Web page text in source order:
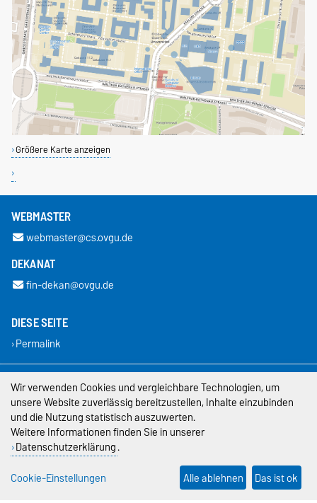
Größere Karte anzeigen
WEBMASTER
webmaster@cs.ovgu.de
DEKANAT
fin-dekan@ovgu.de
DIESE SEITE
Permalink
Impressum
Datenschutz
Barrierefreiheit
Cookie-Einstellungen
Wir verwenden Cookies und vergleichbare Technologien, um
unsere Website zuverlässig bereitzustellen, Inhalte einzubinden
und die Nutzung statistisch auszuwerten.
Weitere Informationen finden Sie in unserer
Datenschutzerklärung.
Cookie-Einstellungen
Alle ablehnen Das ist ok